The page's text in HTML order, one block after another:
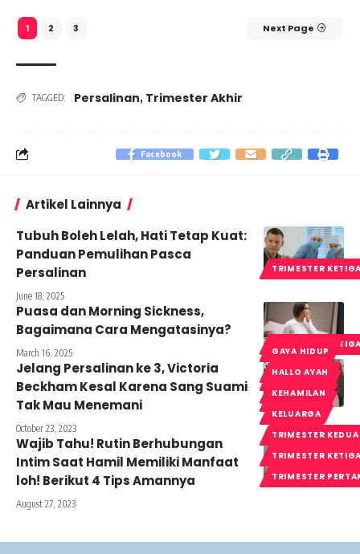
1 2 3 Next Page
TAGGED: Persalinan, Trimester Akhir
Facebook
Artikel Lainnya
TRIMESTER
Tubuh Boleh Lelah, Hati Tetap Kuat:
Panduan Pemulihan Pasca
Persalinan
June 18, 2025
TRIMESTER
Puasa dan Morning Sickness,
Bagaimana Cara Mengatasinya?
March 16, 2025
Jelang Persalinan ke 3, Victoria
Beckham Kesal Karena Sang Suami
Tak Mau Menemani
October 23, 2023
GAYA HIDUP
HALLO AYAH
KEHAMILAN
KELUARGA
TRIMESTER KEDUA
TRIMESTER
TRIMESTER
Wajib Tahu! Rutin Berhubungan
Intim Saat Hamil Memiliki Manfaat
loh! Berikut 4 Tips Amannya
August 27, 2023